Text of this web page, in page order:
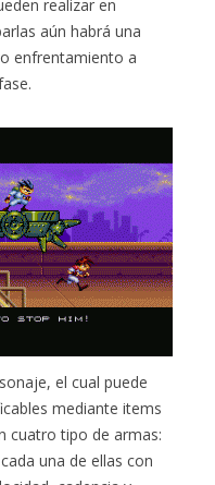
realizar en
aún habrá una
enfrentamiento a
el cual puede
mediante items
cuatro tipo de armas:
una de ellas con